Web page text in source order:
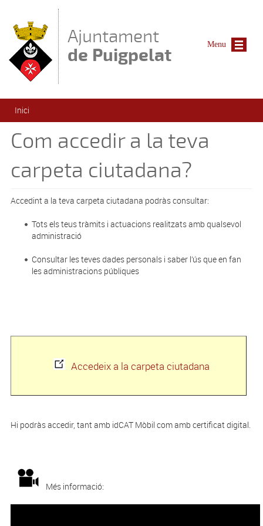
Ajuntament
de Puigpelat
Esteu aquí
Inici
Com accedir a la teva
carpeta ciutadana?
Accedint a la teva carpeta ciutadana podràs consultar:
Tots els teus tràmits i actuacions realitzats amb qualsevol
administració
Consultar les teves dades personals i saber l’ús que en fan
les administracions públiques
Accedeix a la carpeta ciutadana
Hi podràs accedir, tant amb idCAT Mòbil com amb certificat digital.
Més informació:
Menu